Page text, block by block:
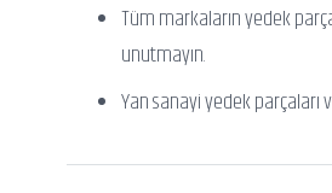
Tüm markaların yedek
unutmayın.
Yan sanayi yedek